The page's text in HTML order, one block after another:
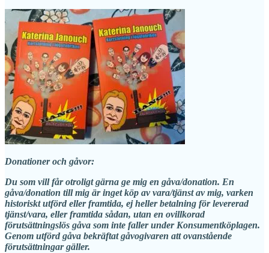
Donationer och gåvor:
Du som vill får otroligt gärna ge mig en gåva/donation. En
gåva/donation till mig är inget köp av vara/tjänst av mig, varken
historiskt utförd eller framtida, ej heller betalning för levererad
tjänst/vara, eller framtida sådan, utan en ovillkorad
förutsättningslös gåva som inte faller under Konsumentköplagen.
Genom utförd gåva bekräftat gåvogivaren att ovanstående
förutsättningar gäller.